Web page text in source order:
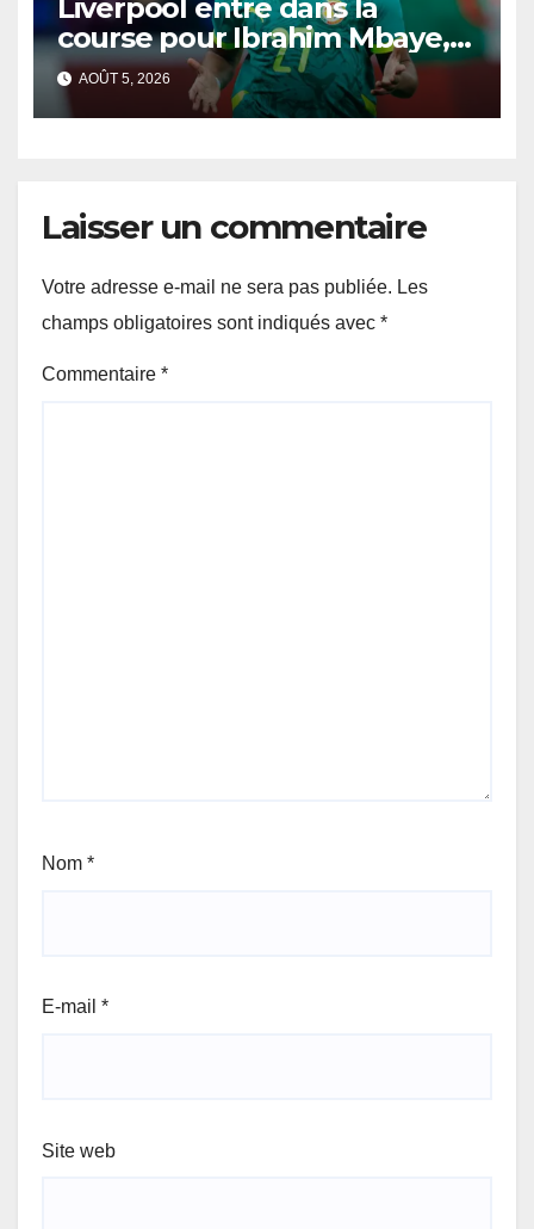
Liverpool entre dans la
course pour Ibrahim Mbaye,
le PSG reste ferme
AOÛT 5, 2026
Laisser un commentaire
Votre adresse e-mail ne sera pas publiée. Les
champs obligatoires sont indiqués avec *
Commentaire *
Nom *
E-mail *
Site web